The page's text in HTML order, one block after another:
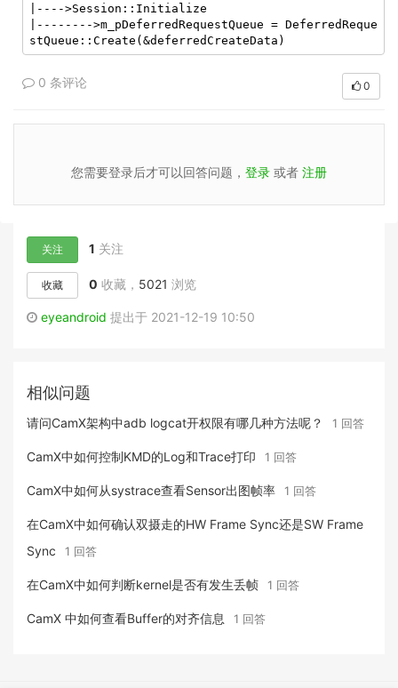
|---->Session::Initialize
|-------->m_pDeferredRequestQueue = DeferredReque
stQueue::Create(&deferredCreateData)
0 条评论 0
您需要登录后才可以回答问题， 登录 或者 注册
关注 1 关注
收藏 0 收藏， 5021 浏览
eyeandroid 提出于 2021-12-19 10:50
相似问题
请问CamX架构中adb logcat开权限有哪几种方法呢？ 1 回答
CamX中如何控制KMD的Log和Trace打印 1 回答
CamX中如何从systrace查看Sensor出图帧率 1 回答
在CamX中如何确认双摄走的HW Frame Sync还是SW Frame
Sync
1 回答
在CamX中如何判断kernel是否有发生丢帧 1 回答
CamX 中如何查看Buffer的对齐信息 1 回答